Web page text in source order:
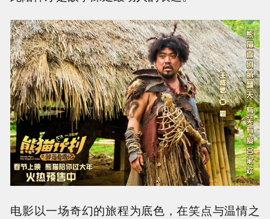
电影以一场奇幻的旅程为底色，在笑点与温情之